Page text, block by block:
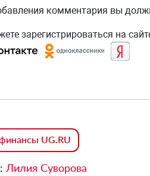
комментария вы
зарегистрироваться на
UG.RU
Лилия Суворова